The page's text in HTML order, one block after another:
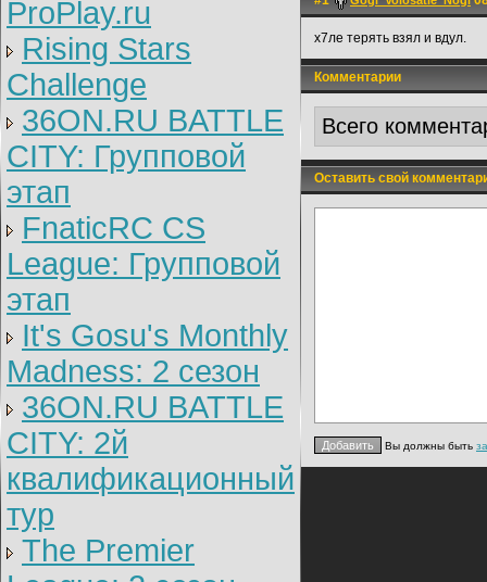
ProPlay.ru
Rising Stars
Challenge
36ON.RU BATTLE
CITY: Групповой
этап
FnaticRC CS
League: Групповой
этап
It's Gosu's Monthly
Madness: 2 сезон
36ON.RU BATTLE
CITY: 2й
квалификационный
тур
The Premier
х7ле терять взял и вдул.
Комментарии
Всего
Оставить свой
Вы должны быть